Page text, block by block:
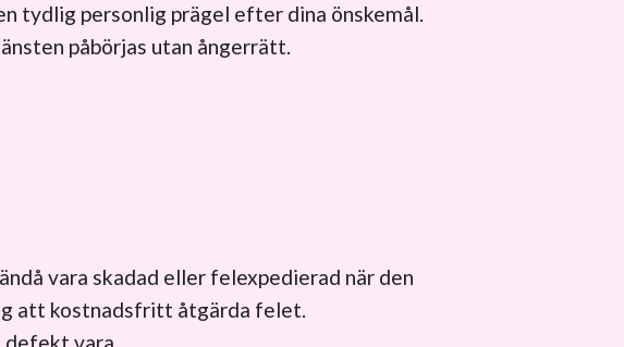
tydlig personlig prägel efter dina önskemål.
påbörjas utan ångerrätt.
vara skadad eller felexpedierad när den
att kostnadsfritt åtgärda felet.